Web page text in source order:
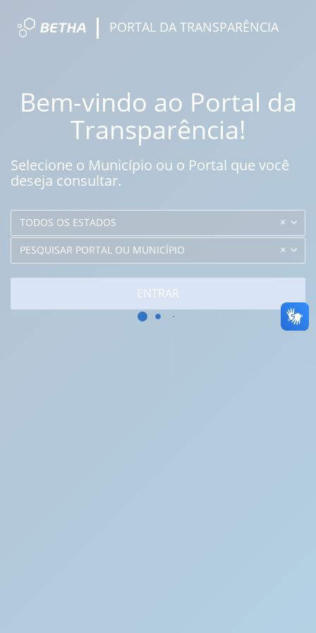
PORTAL DA TRANSPARÊNCIA
Bem-vindo ao Portal da
Transparência!
Selecione o Município ou o Portal que você
deseja consultar.
TODOS OS ESTADOS
PESQUISAR PORTAL OU MUNICÍPIO
ENTRAR